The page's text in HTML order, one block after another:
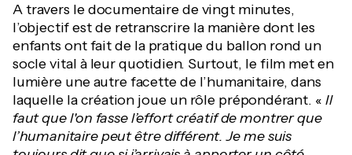
A travers le documentaire de vingt minutes,
l’objectif est de retranscrire la manière dont les
enfants ont fait de la pratique du ballon rond un
socle vital à leur quotidien. Surtout, le film met en
lumière une autre facette de l’humanitaire, dans
laquelle la création joue un rôle prépondérant. « Il
faut que l'on fasse l’effort créatif de montrer que
l’humanitaire peut être différent. Je me suis